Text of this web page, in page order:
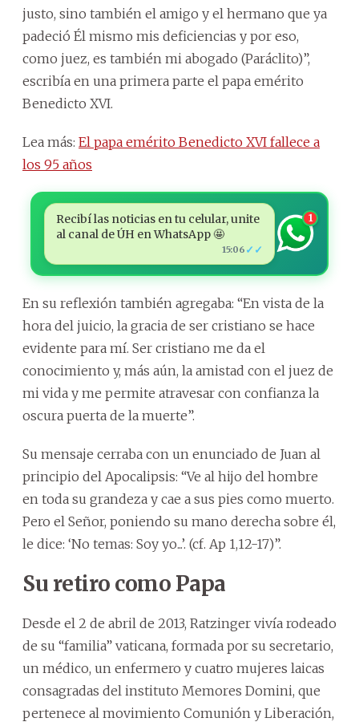
justo, sino también el amigo y el hermano que ya
padeció Él mismo mis deficiencias y por eso,
como juez, es también mi abogado (Paráclito)”,
escribía en una primera parte el papa emérito
Benedicto XVI.
Lea más: El papa emérito Benedicto XVI fallece a
los 95 años
Recibí las noticias en tu celular, unite
al canal de ÚH en WhatsApp 🤩
15:06 ✓✓
1
En su reflexión también agregaba: “En vista de la
hora del juicio, la gracia de ser cristiano se hace
evidente para mí. Ser cristiano me da el
conocimiento y, más aún, la amistad con el juez de
mi vida y me permite atravesar con confianza la
oscura puerta de la muerte”.
Su mensaje cerraba con un enunciado de Juan al
principio del Apocalipsis: “Ve al hijo del hombre
en toda su grandeza y cae a sus pies como muerto.
Pero el Señor, poniendo su mano derecha sobre él,
le dice: ‘No temas: Soy yo...’. (cf. Ap 1,12-17)”.
Su retiro como Papa
Desde el 2 de abril de 2013, Ratzinger vivía rodeado
de su “familia” vaticana, formada por su secretario,
un médico, un enfermero y cuatro mujeres laicas
consagradas del instituto Memores Domini, que
pertenece al movimiento Comunión y Liberación,